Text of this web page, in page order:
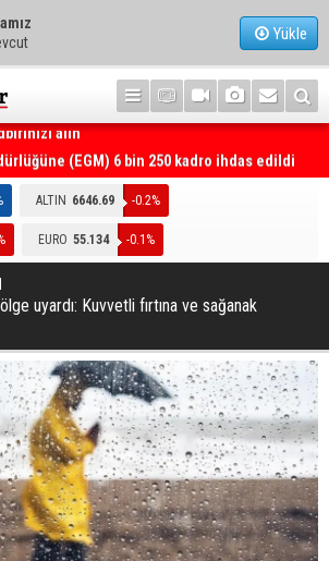
Yükle
(EGM) 6 bin 250 kadro ihdas edildi
ALTIN 6646.69 -0.2%
EURO 55.134 -0.1%
uyardı: Kuvvetli fırtına ve sağanak